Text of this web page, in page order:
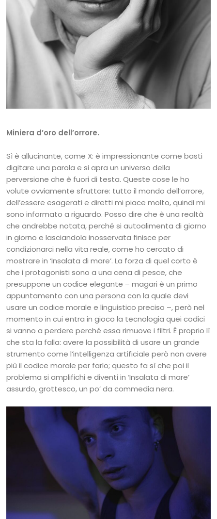
Miniera d’oro dell’orrore.
Sì è allucinante, come X: è impressionante come basti
digitare una parola e si apra un universo della
perversione che è fuori di testa. Queste cose le ho
volute ovviamente sfruttare: tutto il mondo dell’orrore,
dell’essere esagerati e diretti mi piace molto, quindi mi
sono informato a riguardo. Posso dire che è una realtà
che andrebbe notata, perché si autoalimenta di giorno
in giorno e lasciandola inosservata finisce per
condizionarci nella vita reale, come ho cercato di
mostrare in ‘Insalata di mare’. La forza di quel corto è
che i protagonisti sono a una cena di pesce, che
presuppone un codice elegante – magari è un primo
appuntamento con una persona con la quale devi
usare un codice morale e linguistico preciso –, però nel
momento in cui entra in gioco la tecnologia quei codici
si vanno a perdere perché essa rimuove i filtri. È proprio lì
che sta la falla: avere la possibilità di usare un grande
strumento come l’intelligenza artificiale però non avere
più il codice morale per farlo; questo fa sì che poi il
problema si amplifichi e diventi in ‘Insalata di mare’
assurdo, grottesco, un po’ da commedia nera.